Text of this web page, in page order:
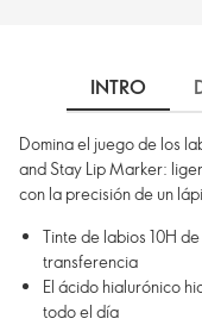
INTRO
Domina el juego de los
and Stay Lip Marker:
con la precisión de un
Tinte de labios 10H
transferencia
El ácido hialurónico
todo el día